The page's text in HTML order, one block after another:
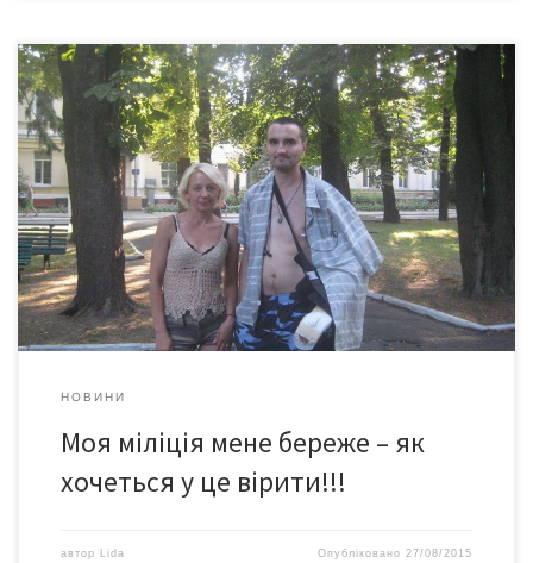
Хочеш стати крайнім – виклич 102 Чернівецький герой, інвалід
війни Юрій ШИПІТКО став свідком інциденту , що стався у
магазині в центрі міста, куди увірвався чоловік з пістолетом.
АТОшник викликав міліцію – і ледь не став крайнім у ситуації. Рік
тому чернівчанин Юрій Шипітко був важко поранений під
Амвросіївкою на […]
НОВИНИ
Моя міліція мене береже – як
хочеться у це вірити!!!
автор Lida Опубліковано27/08/2015